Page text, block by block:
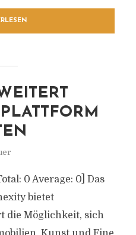
0 Average: 0] Das
bietet
die Möglichkeit, sich